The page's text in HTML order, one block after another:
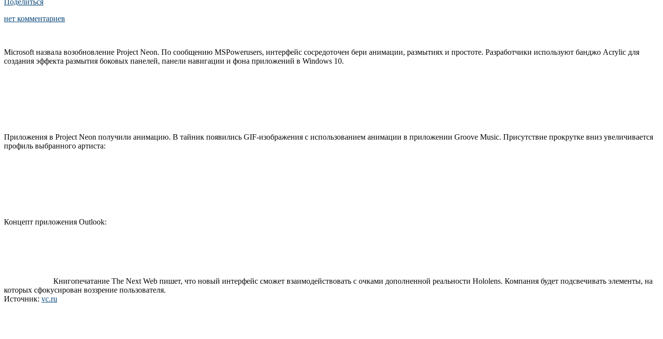
нет комментариев
Microsoft назвала возобновление Project Neon. По сообщению MSPowerusers, интерфейс сосредоточен бери анимации, размытиях и простоте. Разработчики используют банджо Acrylic для
создания эффекта размытия боковых панелей, панели навигации и фона приложений в Windows 10.
Приложения в Project Neon получили анимацию. В тайник появились GIF-изображения с использованием анимации в приложении Groove Music. Присутствие прокрутке вниз увеличивается
профиль выбранного артиста:
Концепт приложения Outlook:
Книгопечатание The Next Web пишет, что новый интерфейс сможет взаимодействовать с очками дополненной реальности Hololens. Компания будет подсвечивать элементы, на
которых сфокусирован воззрение пользователя.
Источник: vc.ru